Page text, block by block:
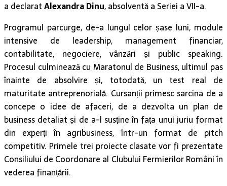
a declaratAlexandra Dinu, absolventă a Seriei a VII-a.
Programul parcurge, de-a lungul celor șase luni, module
intensive de leadership, management financiar,
contabilitate, negociere, vânzări și public speaking.
Procesul culminează cu Maratonul de Business, ultimul pas
înainte de absolvire și, totodată, un test real de
maturitate antreprenorială. Cursanții primesc sarcina de a
concepe o idee de afaceri, de a dezvolta un plan de
business detaliat și de a-l susține în fața unui juriu format
din experți în agribusiness, într-un format de pitch
competitiv. Primele trei proiecte clasate vor fi prezentate
Consiliului de Coordonare al Clubului Fermierilor Români în
vederea finanțării.